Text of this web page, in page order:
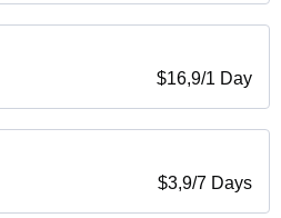
$16,9/1 Day
$3,9/7 Days